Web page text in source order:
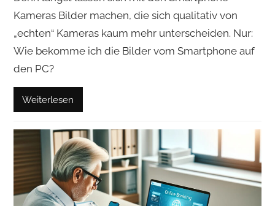
Kameras Bilder machen, die sich qualitativ von
„echten“ Kameras kaum mehr unterscheiden. Nur:
Wie bekomme ich die Bilder vom Smartphone auf
den PC?
Weiterlesen